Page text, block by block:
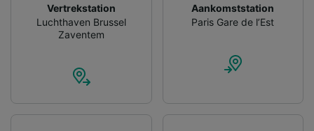
Vertrekstation
Luchthaven Brussel
Zaventem
Aankomststation
Paris Gare de l’Est